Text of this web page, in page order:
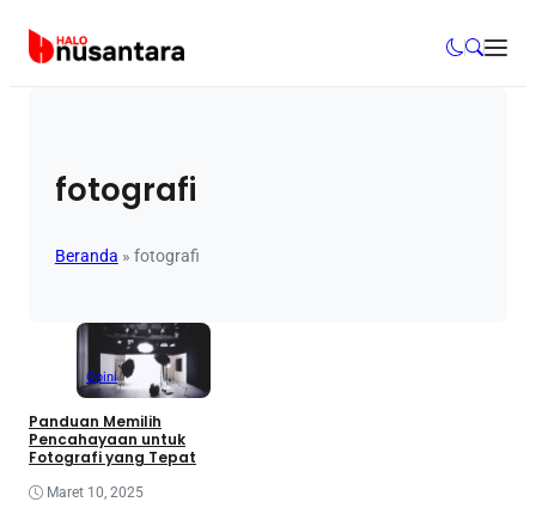
fotografi
Beranda » fotografi
Opini
Panduan Memilih
Pencahayaan untuk
Fotografi yang Tepat
Maret 10, 2025